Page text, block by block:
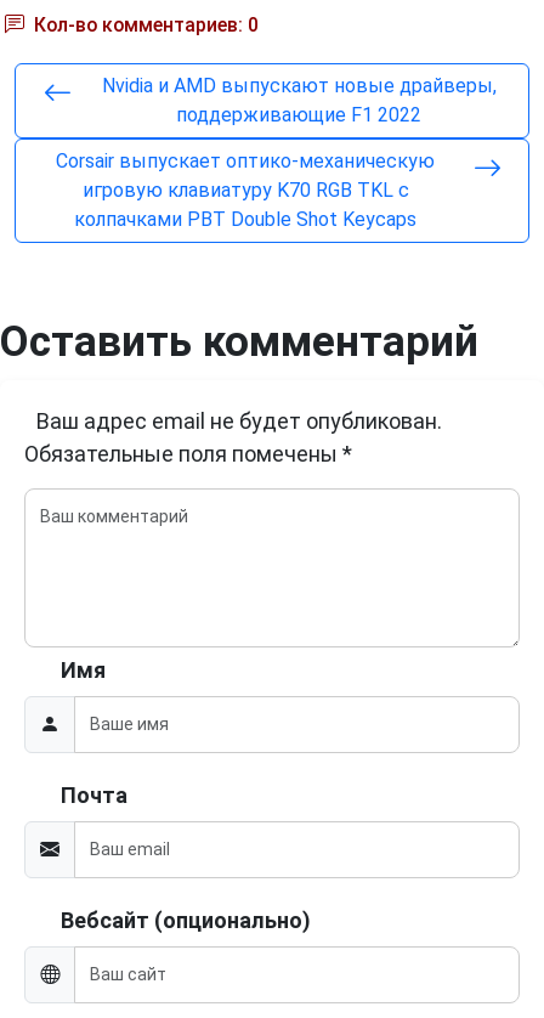
Кол-во комментариев: 0
Nvidia и AMD выпускают новые драйверы,
поддерживающие F1 2022
Corsair выпускает оптико-механическую
игровую клавиатуру K70 RGB TKL с
колпачками PBT Double Shot Keycaps
Оставить комментарий
Ваш адрес email не будет опубликован.
Обязательные поля помечены *
Имя
Почта
Вебсайт (опционально)